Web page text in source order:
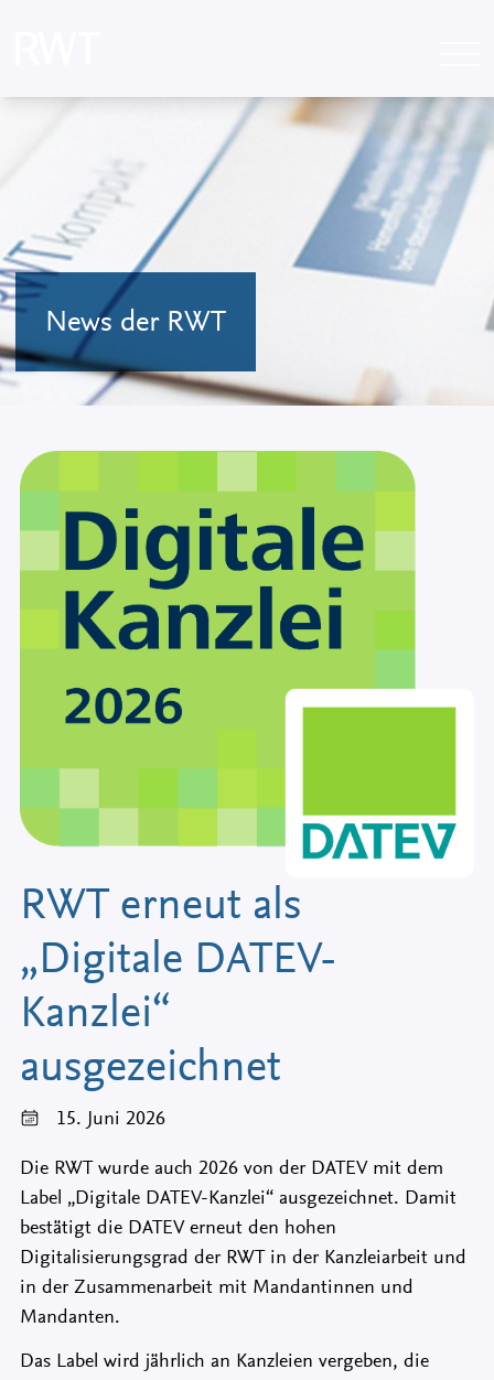
News der RWT
RWT erneut als
„Digitale DATEV-
Kanzlei“
ausgezeichnet
15. Juni 2026
Die RWT wurde auch 2026 von der DATEV mit dem
Label „Digitale DATEV-Kanzlei“ ausgezeichnet. Damit
bestätigt die DATEV erneut den hohen
Digitalisierungsgrad der RWT in der Kanzleiarbeit und
in der Zusammenarbeit mit Mandantinnen und
Mandanten.
Das Label wird jährlich an Kanzleien vergeben, die